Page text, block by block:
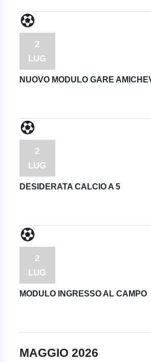
2
LUG
NUOVO MODULO GARE
2
LUG
DESIDERATA CALCIO A 5
2
LUG
MODULO INGRESSO AL CAMPO
MAGGIO 2026